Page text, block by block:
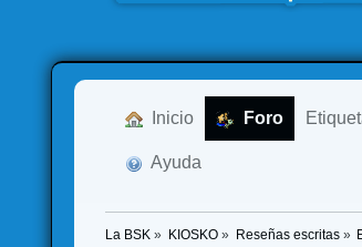
Inicio Foro
Ayuda
La BSK » KIOSKO» Reseñas escritas»